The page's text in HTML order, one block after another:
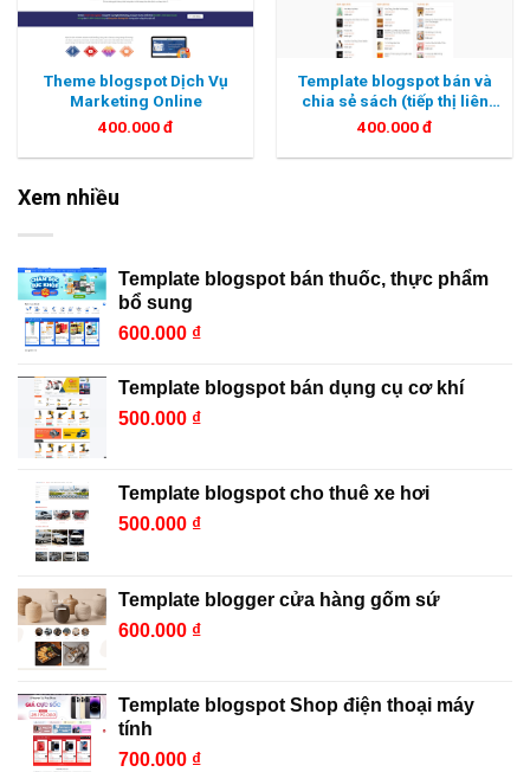
Theme blogspot Dịch Vụ
Marketing Online
400.000đ
Template blogspot bán và
chia sẻ sách (tiếp thị liên
kết)
400.000đ
Xem nhiều
Template blogspot bán thuốc, thực phẩm
bổ sung
600.000 ₫
Template blogspot bán dụng cụ cơ khí
500.000 ₫
Template blogspot cho thuê xe hơi
500.000 ₫
Template blogger cửa hàng gốm sứ
600.000 ₫
Template blogspot Shop điện thoại máy
tính
700.000 ₫